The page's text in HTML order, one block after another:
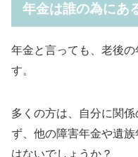
年金は誰の為にあ
年金と言っても、老後
す。
多くの方は、自分に関
ず、他の障害年金や遺
はないでしょうか？